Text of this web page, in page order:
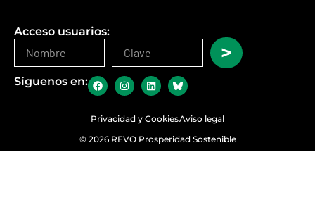
Acceso usuarios:
>
Síguenos en:
© 2026 REVO Prosperidad Sostenible
Privacidad y CookiesAviso legal